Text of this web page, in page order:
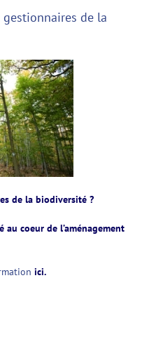
gestionnaires de la
de la biodiversité ?
au coeur de l’aménagement
ici.